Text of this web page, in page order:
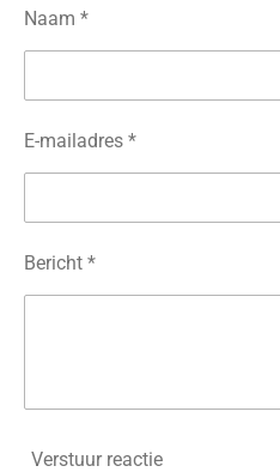
Naam *
E-mailadres *
Bericht *
Verstuur reactie